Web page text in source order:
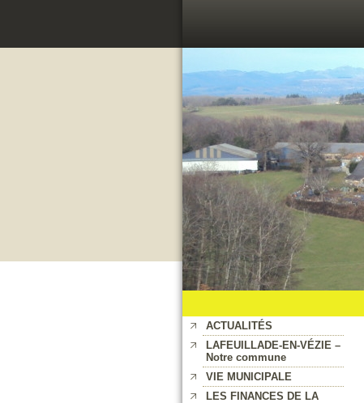
ACTUALITÉS
LAFEUILLADE-EN-VÉZIE –
Notre commune
VIE MUNICIPALE
LES FINANCES DE LA